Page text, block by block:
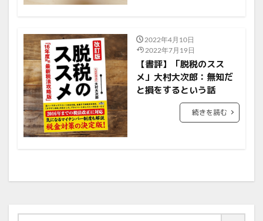
2022年4月10日
2022年7月19日
【書評】「脱税のスス
メ」大村大次郎：無知だ
と損をするという話
続きを読む